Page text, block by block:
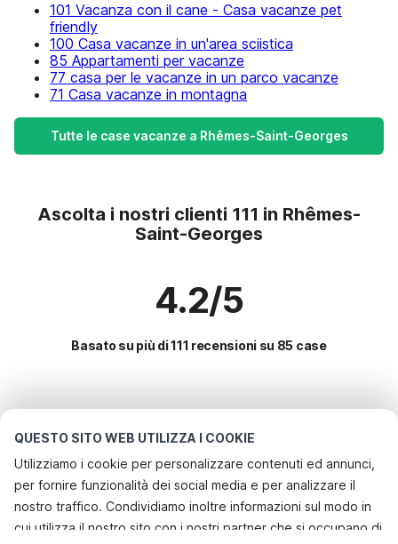
QUESTO SITO WEB UTILIZZA I COOKIE
Utilizziamo i cookie per personalizzare contenuti ed annunci,
per fornire funzionalità dei social media e per analizzare il
nostro traffico. Condividiamo inoltre informazioni sul modo in
cui utilizza il nostro sito con i nostri partner che si occupano di
101 Vacanza con il cane - Casa vacanze pet
friendly
100 Casa vacanze in un'area sciistica
85 Appartamenti per vacanze
77 casa per le vacanze in un parco vacanze
71 Casa vacanze in montagna
Tutte le case vacanze a Rhêmes-Saint-Georges
Ascolta i nostri clienti 111 in Rhêmes-
Saint-Georges
4.2/5
Basato su più di 111 recensioni su 85 case
vacanze
Città con i migliori servizi per le vacanze
Casa vacanze a misura di bambino antey-saint-andre
Casa vacanze in un'area sciistica courmayeur
Servizi più popolari per le vacanze in Rhemes-saint-
georges